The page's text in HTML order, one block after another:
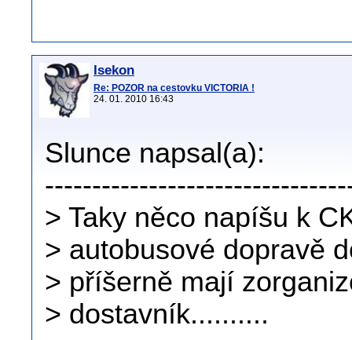
Isekon
Re: POZOR na cestovku VICTORIA !
24. 01. 2010 16:43
Slunce napsal(a):
> Taky něco napíšu k
> autobusové dopravě
> příšerně mají
> dostavník..........